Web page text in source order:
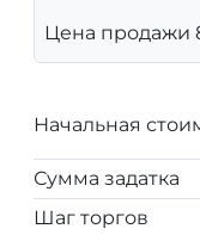
Цена продажи
Начальная
Сумма задатка
Шаг торгов